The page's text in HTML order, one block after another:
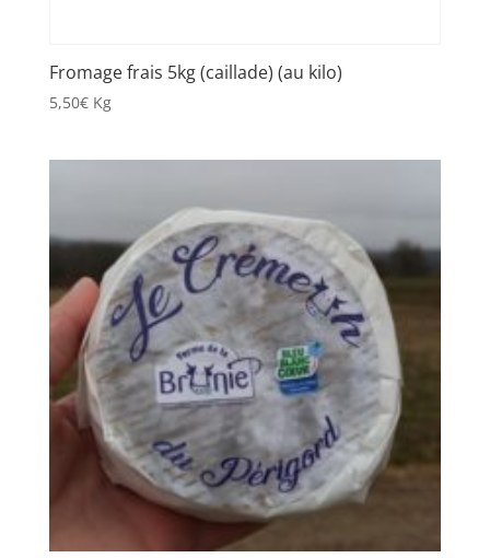
Fromage frais 5kg (caillade) (au kilo)
5,50€ Kg